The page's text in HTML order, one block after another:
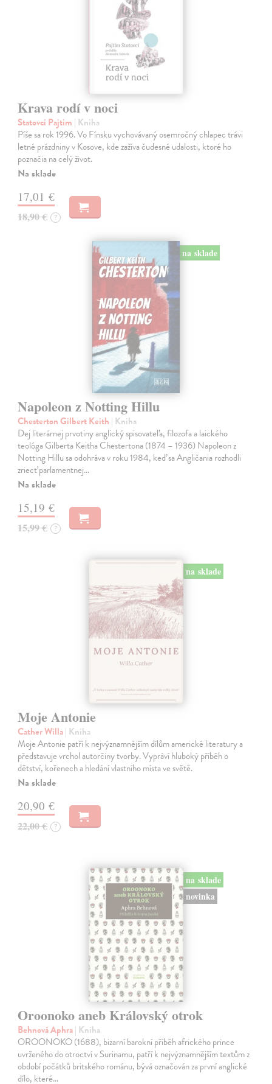
Krava rodí v noci
Statovci Pajtim | Kniha
Píše sa rok 1996. Vo Fínsku vychovávaný osemročný chlapec trávi
letné prázdniny v Kosove, kde zažíva čudesné udalosti, ktoré ho
poznačia na celý život.
Na sklade
17,01 €
18,90 € ?
na sklade
Napoleon z Notting Hillu
Chesterton Gilbert Keith | Kniha
Dej literárnej prvotiny anglický spisovateľa, filozofa a laického
teológa Gilberta Keitha Chestertona (1874 – 1936) Napoleon z
Notting Hillu sa odohráva v roku 1984, keď sa Angličania rozhodli
zriecť parlamentnej…
Na sklade
15,19 €
15,99 € ?
na sklade
Moje Antonie
Cather Willa| Kniha
Moje Antonie patří k nejvýznamnějším dílům americké literatury a
představuje vrchol autorčiny tvorby. Vypráví hluboký příběh o
dětství, kořenech a hledání vlastního místa ve světě.
Na sklade
20,90 €
22,00 € ?
na sklade
novinka
Oroonoko aneb Královský otrok
Behnová Aphra| Kniha
OROONOKO (1688), bizarní barokní příběh afrického prince
uvrženého do otroctví v Surinamu, patří k nejvýznamnějším textům z
období počátků britského románu, bývá označován za první anglické
dílo, které…